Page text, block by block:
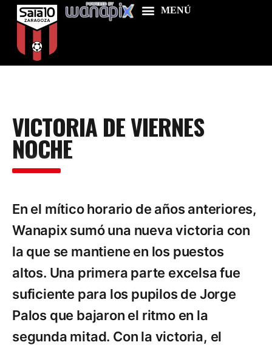
Food & Drink
Features
News
VICTORIA DE VIERNES
NOCHE
En el mítico horario de años anteriores,
Wanapix sumó una nueva victoria con
la que se mantiene en los puestos
altos. Una primera parte excelsa fue
suficiente para los pupilos de Jorge
Palos que bajaron el ritmo en la
segunda mitad. Con la victoria, el